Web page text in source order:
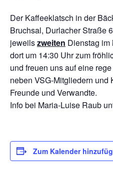
Der Kaffeeklatsch in der
Bruchsal, Durlacher Straße
jeweilszweiten Dienstag im
dort um 14:30 Uhr zum
und freuen uns auf eine
neben VSG-Mitgliedern und
Freunde und Verwandte.
Info bei Maria-Luise Raub
Zum Kalender